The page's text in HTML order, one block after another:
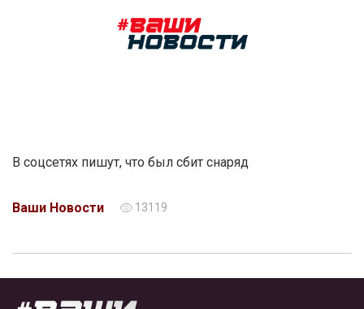
В соцсетях пишут, что был сбит снаряд
Ваши Новости 13119